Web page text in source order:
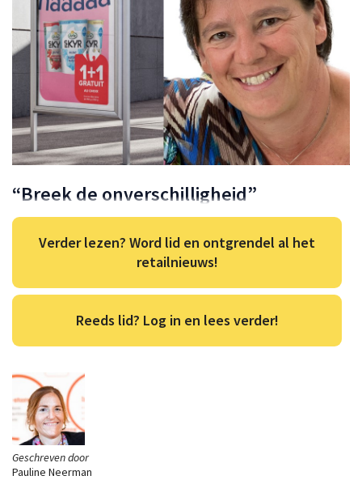
Geschreven door
Pauline Neerman
“Breek de onverschilligheid”
Verder lezen? Word lid en ontgrendel al het
retailnieuws!
Reeds lid? Log in en lees verder!